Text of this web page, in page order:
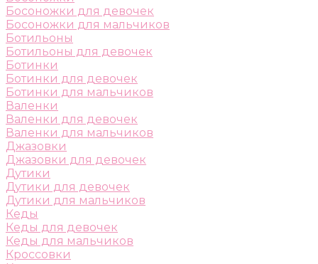
Босоножки для девочек
Босоножки для мальчиков
Ботильоны
Ботильоны для девочек
Ботинки
Ботинки для девочек
Ботинки для мальчиков
Валенки
Валенки для девочек
Валенки для мальчиков
Джазовки
Джазовки для девочек
Дутики
Дутики для девочек
Дутики для мальчиков
Кеды
Кеды для девочек
Кеды для мальчиков
Кроссовки